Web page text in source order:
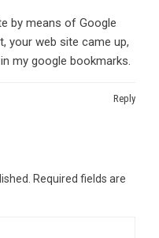
by means of Google
your web site came up,
my google bookmarks.
Reply
Required fields are